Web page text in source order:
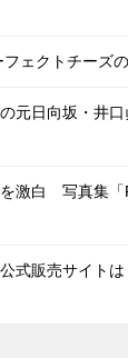
ェクトチーズ
元日向坂・井
激白 写真集「
式販売サイト